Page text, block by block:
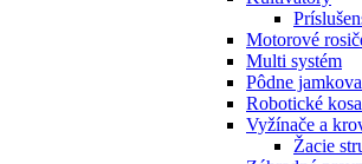
Motorové
Multi systém
Pôdne
Robotické
Vyžínače a
Žacie